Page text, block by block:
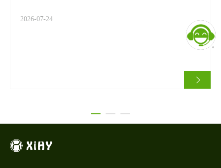
mahalagang peripheral system—ang sistema ng eskrima. Kung
2026-07-24